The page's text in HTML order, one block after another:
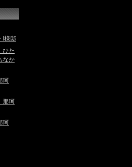
I様邸
ひた
なか
珂
那珂
珂